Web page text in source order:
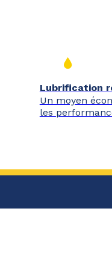
Lubrification
Un moyen
les